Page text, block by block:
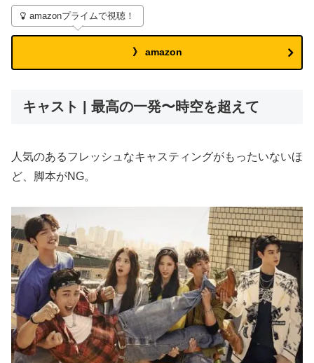
amazonプライムで視聴！
》 amazon
キャスト | 最高の一発〜時空を超えて
人気のあるフレッシュなキャスティングがもったいないほ
ど、脚本がNG。